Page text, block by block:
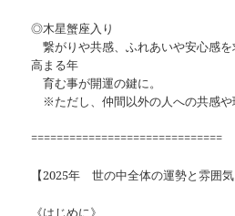
◎木星蟹座入り
繋がりや共感、ふれあいや安心感
高まる年
育む事が開運の鍵に。
※ただし、仲間以外の人への共感や
==============================
【2025年 世の中全体の運勢と雰囲気
《はじめに》